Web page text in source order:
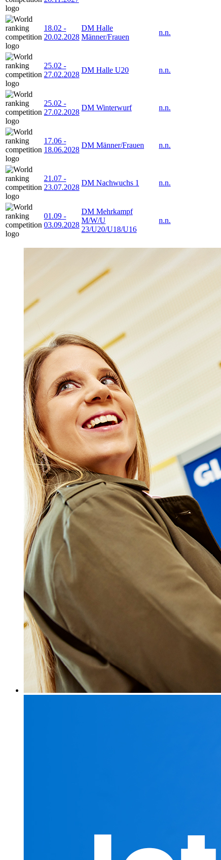
18.02 -
20.02.2028
DM Halle
Männer/Frauen
n.n.
25.02 -
27.02.2028
DM Halle U20 n.n.
25.02 -
27.02.2028
DM Winterwurf n.n.
17.06 -
18.06.2028
DM Männer/Frauen n.n.
21.07 -
23.07.2028
DM Nachwuchs 1 n.n.
01.09 -
03.09.2028
DM Mehrkampf
M/W/U
23/U20/U18/U16
n.n.